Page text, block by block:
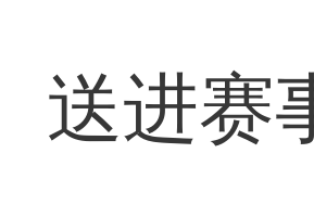
送进赛